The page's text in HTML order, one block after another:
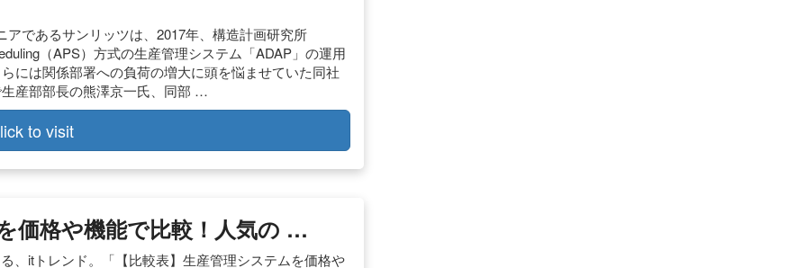
であるサンリッツは、2017年、構造計画研究所
（APS）方式の生産管理システム「ADAP」の運用
には関係部署への負荷の増大に頭を悩ませていた同社
産部部長の熊澤京一氏、同部 …
to visit
価格や機能で比較！人気の …
、itトレンド。「【比較表】生産管理システムを価格や